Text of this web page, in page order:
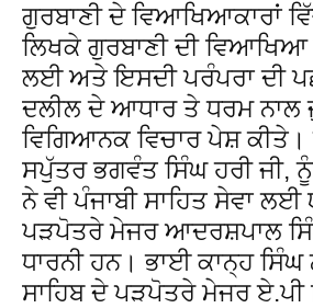
ਗੁਰਬਾਣੀ ਦੇ ਵਿਆਖਿਆਕਾਰਾਂ
ਲਿਖਕੇ ਗੁਰਬਾਣੀ ਦੀ
ਲਈ ਅਤੇ ਇਸਦੀ ਪਰੰਪਰਾ ਦੀ
ਦਲੀਲ ਦੇ ਆਧਾਰ ਤੇ ਧਰਮ ਨਾਲ
ਵਿਗਿਆਨਕ ਵਿਚਾਰ ਪੇਸ਼
ਸਪੁੱਤਰ ਭਗਵੰਤ ਸਿੰਘ ਹਰੀ ਜੀ,
ਨੇ ਵੀ ਪੰਜਾਬੀ ਸਾਹਿਤ ਸੇਵਾ
ਪੜਪੋਤਰੇ ਮੇਜਰ ਆਦਰਸ਼ਪਾਲ
ਧਾਰਨੀ ਹਨ। ਭਾਈ ਕਾਨ੍ਹ
ਸਾਹਿਬ ਦੇ ਪੜਪੋਤਰੇ ਮੇਜਰ